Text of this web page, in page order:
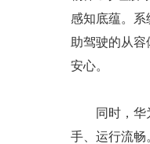
感知底蕴。系
助驾驶的从
安心。
同时，
手、运行流畅